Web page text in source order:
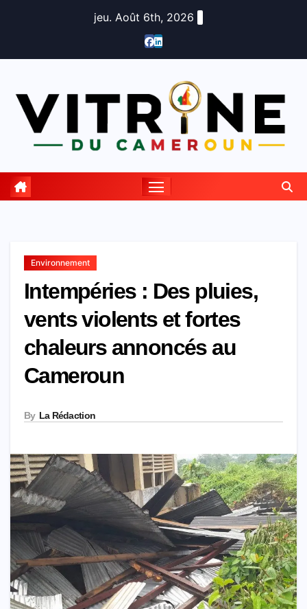
jeu. Août 6th, 2026
Environnement
Intempéries : Des pluies,
vents violents et fortes
chaleurs annoncés au
Cameroun
By La Rédaction